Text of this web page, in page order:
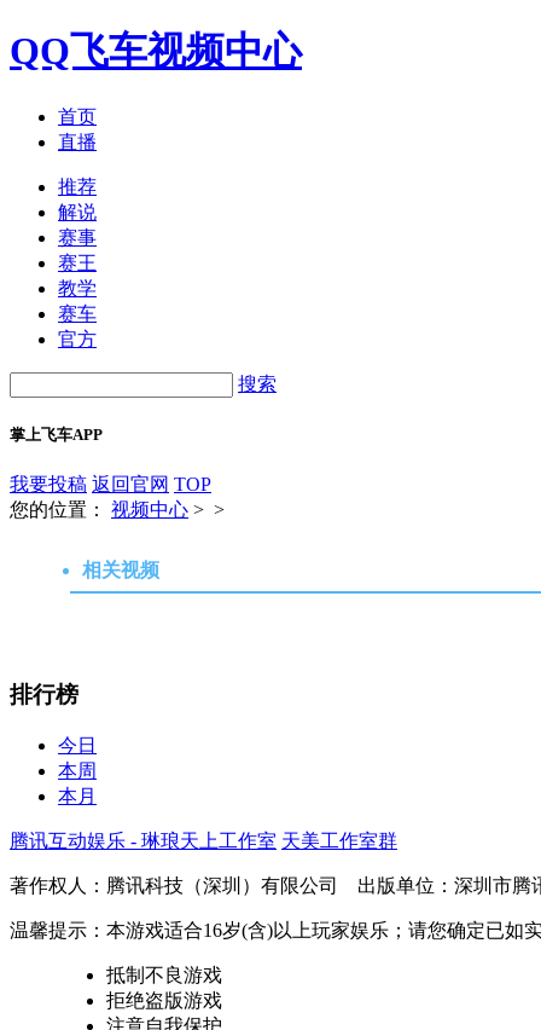
QQ飞车视频中心
首页
直播
推荐
解说
赛事
赛王
教学
赛车
官方
搜索
掌上飞车APP
我要投稿 返回官网 TOP
您的位置： 视频中心 > >
相关视频
排行榜
今日
本周
本月
腾讯互动娱乐 - 琳琅天上工作室 天美工作室群
著作权人：腾讯科技（深圳）有限公司 出版单位：深圳市腾
温馨提示：本游戏适合16岁(含)以上玩家娱乐；请您确定已如
抵制不良游戏
拒绝盗版游戏
注意自我保护